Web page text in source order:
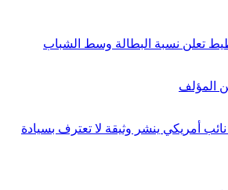
تعلن نسبة البطالة وسط الشباب
المؤلف
أمريكي ينشر وثيقة لا تعترف بسيادة